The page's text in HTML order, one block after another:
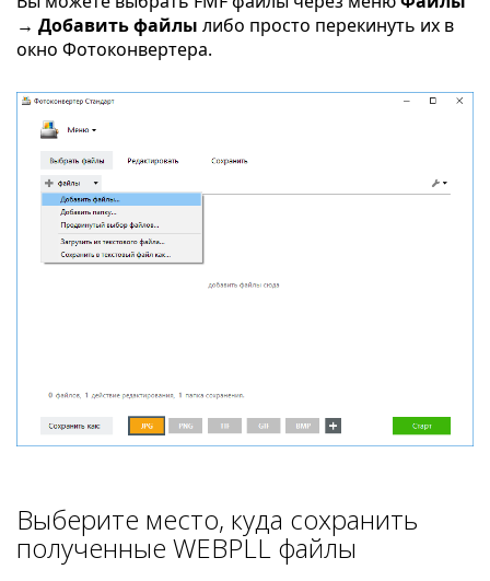
→ Добавить файлы либо просто перекинуть их в
окно Фотоконвертера.
Выберите место, куда сохранить
полученные WEBPLL файлы